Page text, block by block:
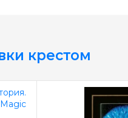
крестом